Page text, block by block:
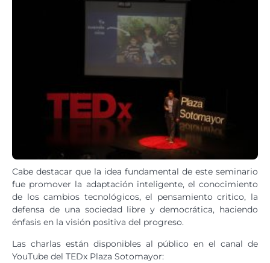
Cabe destacar que la idea fundamental de este seminario
fue promover la adaptación inteligente, el conocimiento
de los cambios tecnológicos, el pensamiento critico, la
defensa de una sociedad libre y democrática, haciendo
énfasis en la visión positiva del progreso.
Las charlas están disponibles al público en el canal de
YouTube del TEDx Plaza Sotomayor: